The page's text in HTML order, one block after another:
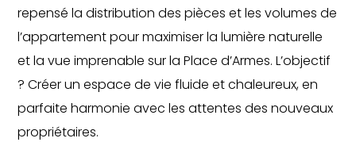
repensé la distribution des pièces et les volumes de
l’appartement pour maximiser la lumière naturelle
et la vue imprenable sur la Place d’Armes. L’objectif
? Créer un espace de vie fluide et chaleureux, en
parfaite harmonie avec les attentes des nouveaux
propriétaires.